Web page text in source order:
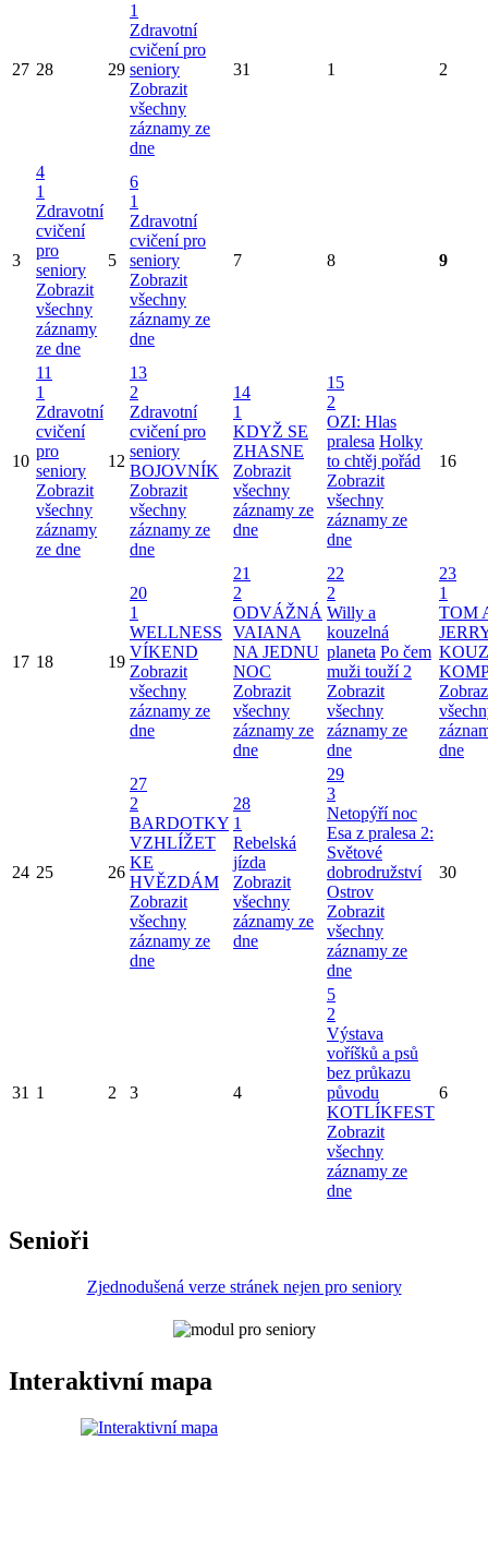
27 28 29
1
Zdravotní
cvičení pro
seniory
Zobrazit
všechny
záznamy ze
dne
31 1 2
3
4
1
Zdravotní
cvičení
pro
seniory
Zobrazit
všechny
záznamy
ze dne
5
6
1
Zdravotní
cvičení pro
seniory
Zobrazit
všechny
záznamy ze
dne
7 8 9
10
11
1
Zdravotní
cvičení
pro
seniory
Zobrazit
všechny
záznamy
ze dne
12
13
2
Zdravotní
cvičení pro
seniory
BOJOVNÍK
Zobrazit
všechny
záznamy ze
dne
14
1
KDYŽ SE
ZHASNE
Zobrazit
všechny
záznamy ze
dne
15
2
OZI: Hlas
pralesa Holky
to chtěj pořád
Zobrazit
všechny
záznamy ze
dne
16
17 18 19
20
1
WELLNESS
VÍKEND
Zobrazit
všechny
záznamy ze
dne
21
2
ODVÁŽNÁ
VAIANA
NA JEDNU
NOC
Zobrazit
všechny
záznamy ze
dne
22
2
Willy a
kouzelná
planeta Po čem
muži touží 2
Zobrazit
všechny
záznamy ze
dne
23
1
TOM
dne
24 25 26
27
2
BARDOTKY
VZHLÍŽET
KE
HVĚZDÁM
Zobrazit
všechny
záznamy ze
dne
28
1
Rebelská
jízda
Zobrazit
všechny
záznamy ze
dne
29
3
Netopýří noc
Esa z pralesa 2:
Světové
dobrodružství
Ostrov
Zobrazit
všechny
záznamy ze
dne
30
31 1 2 3 4
5
2
Výstava
voříšků a psů
bez průkazu
původu
KOTLÍKFEST
Zobrazit
všechny
záznamy ze
dne
6
Senioři
Zjednodušená verze stránek nejen pro seniory
Interaktivní mapa